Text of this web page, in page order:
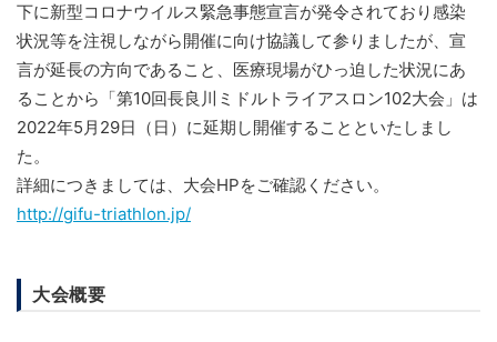
下に新型コロナウイルス緊急事態宣言が発令されており感染
状況等を注視しながら開催に向け協議して参りましたが、宣
言が延長の方向であること、医療現場がひっ迫した状況にあ
ることから「第10回長良川ミドルトライアスロン102大会」は
2022年5月29日（日）に延期し開催することといたしまし
た。
詳細につきましては、大会HPをご確認ください。
http://gifu-triathlon.jp/
大会概要